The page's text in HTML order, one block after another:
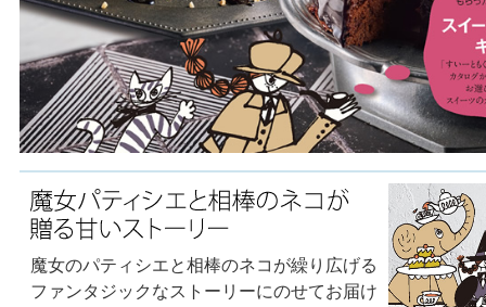
魔女のパティシエと相棒のネコが繰り広げる
ファンタジックなストーリーにのせてお届け